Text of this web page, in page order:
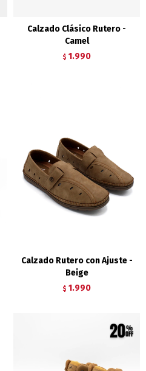
Calzado Clásico Rutero -
Camel
$ 1.990
Calzado Rutero con Ajuste -
Beige
$ 1.990